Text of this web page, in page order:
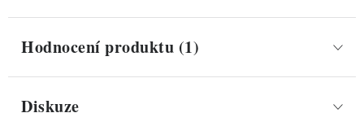
Hodnocení produktu (1)
Diskuze